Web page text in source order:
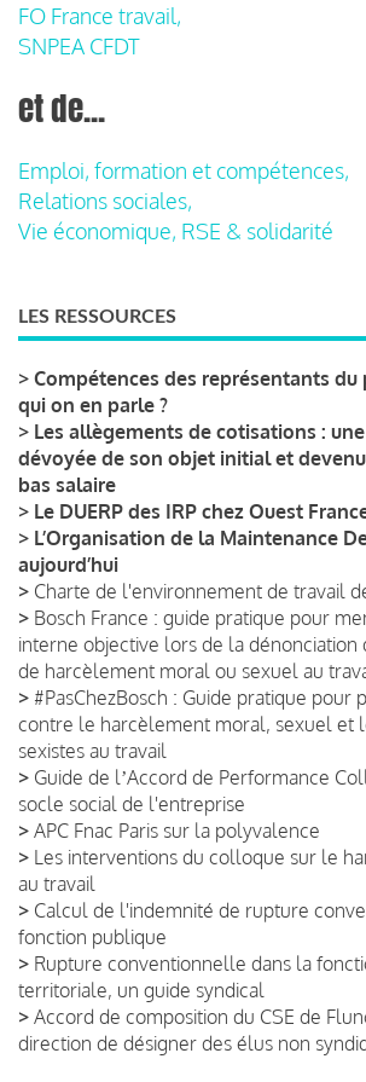
FO France travail,
SNPEA CFDT
et de...
Emploi, formation et compétences,
Relations sociales,
Vie économique, RSE & solidarité
LES RESSOURCES
> Compétences des représentants du
qui on en parle ?
> Les allègements de cotisations :
dévoyée de son objet initial et
bas salaire
> Le DUERP des IRP chez Ouest
> L’Organisation de la Maintenance
aujourd’hui
> Charte de l'environnement de travail
> Bosch France : guide pratique pour
interne objective lors de la dénonciation
de harcèlement moral ou sexuel au
> #PasChezBosch : Guide pratique pour
contre le harcèlement moral, sexuel et
sexistes au travail
> Guide de lʼAccord de Performance
socle social de l'entreprise
> APC Fnac Paris sur la polyvalence
> Les interventions du colloque sur le
au travail
> Calcul de l'indemnité de rupture
fonction publique
> Rupture conventionnelle dans la
territoriale, un guide syndical
> Accord de composition du CSE de
direction de désigner des élus non